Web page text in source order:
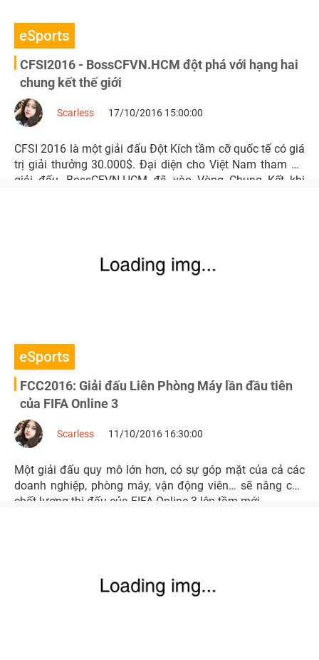
eSports
CFSI2016 - BossCFVN.HCM đột phá với hạng hai
chung kết thế giới
Scarless 17/10/2016 15:00:00
CFSI 2016 là một giải đấu Đột Kích tầm cỡ quốc tế có giá
trị giải thưởng 30.000$. Đại diện cho Việt Nam tham dự
giải đấu, BossCFVN.HCM đã vào Vòng Chung Kết khi
eSports
FCC2016: Giải đấu Liên Phòng Máy lần đầu tiên
của FIFA Online 3
Scarless 11/10/2016 16:30:00
Một giải đấu quy mô lớn hơn, có sự góp mặt của cả các
doanh nghiệp, phòng máy, vận động viên… sẽ nâng cao
chất lượng thi đấu của FIFA Online 3 lên tầm mới.